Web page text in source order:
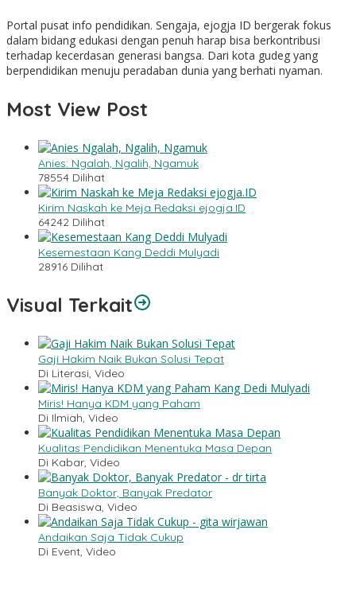
Portal pusat info pendidikan. Sengaja, ejogja ID bergerak fokus
dalam bidang edukasi dengan penuh harap bisa berkontribusi
terhadap kecerdasan generasi bangsa. Dari kota gudeg yang
berpendidikan menuju peradaban dunia yang berhati nyaman.
Most View Post
Anies: Ngalah, Ngalih, Ngamuk
78554 Dilihat
Kirim Naskah ke Meja Redaksi ejogja.ID
64242 Dilihat
Kesemestaan Kang Deddi Mulyadi
28916 Dilihat
Visual Terkait
Gaji Hakim Naik Bukan Solusi Tepat
Di Literasi, Video
Miris! Hanya KDM yang Paham
Di Ilmiah, Video
Kualitas Pendidikan Menentuka Masa Depan
Di Kabar, Video
Banyak Doktor, Banyak Predator
Di Beasiswa, Video
Andaikan Saja Tidak Cukup
Di Event, Video